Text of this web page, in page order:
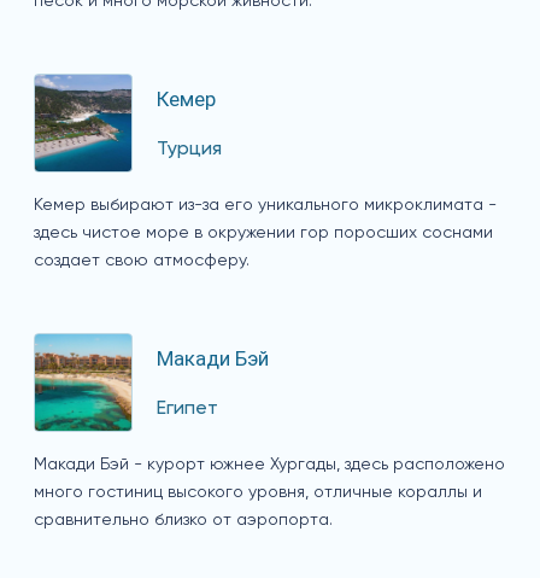
Кемер
Турция
Кемер выбирают из-за его уникального микроклимата -
здесь чистое море в окружении гор поросших соснами
создает свою атмосферу.
Макади Бэй
Египет
Макади Бэй - курорт южнее Хургады, здесь расположено
много гостиниц высокого уровня, отличные кораллы и
сравнительно близко от аэропорта.